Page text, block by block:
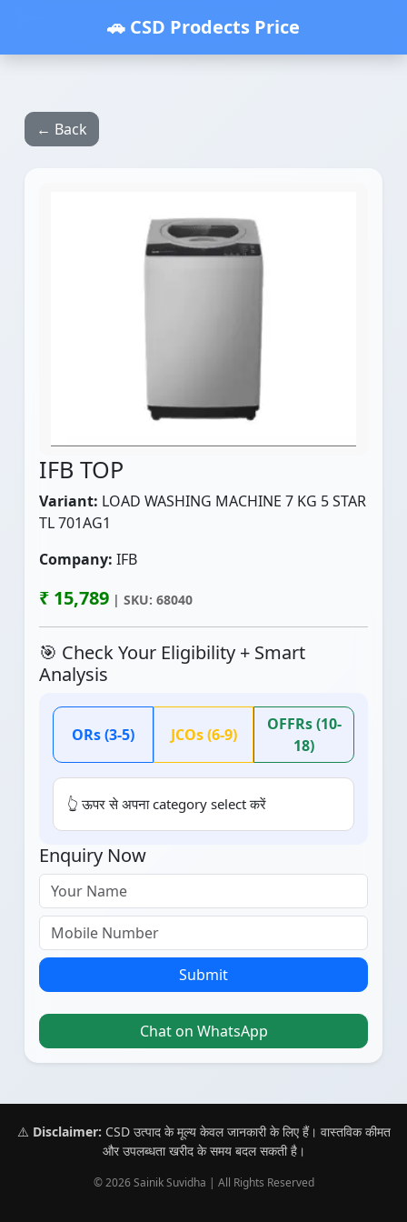
🚗 CSD Prodects Price
← Back
IFB TOP
Variant: LOAD WASHING MACHINE 7 KG 5 STAR
TL 701AG1
Company: IFB
₹ 15,789 | SKU: 68040
🎯 Check Your Eligibility + Smart
Analysis
ORs (3-5) JCOs (6-9)
OFFRs (10-
18)
👆 ऊपर से अपना category select करें
Enquiry Now
Submit
Chat on WhatsApp
⚠️ Disclaimer: CSD उत्पाद के मूल्य केवल जानकारी के लिए हैं। वास्तविक कीमत
और उपलब्धता खरीद के समय बदल सकती है।
© 2026 Sainik Suvidha | All Rights Reserved